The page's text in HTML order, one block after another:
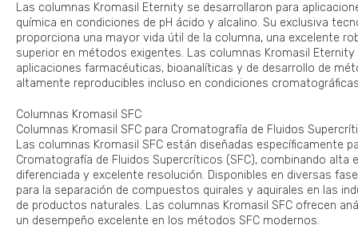
Las columnas Kromasil Eternity se desarrollaron para
química en condiciones de pH ácido y alcalino. Su exclusiva
proporciona una mayor vida útil de la columna, una excelente
superior en métodos exigentes. Las columnas Kromasil
aplicaciones farmacéuticas, bioanalíticas y de desarrollo de
altamente reproducibles incluso en condiciones
Columnas Kromasil SFC
Columnas Kromasil SFC para Cromatografía de Fluidos
Las columnas Kromasil SFC están diseñadas específicamente
Cromatografía de Fluidos Supercríticos (SFC), combinando alta
diferenciada y excelente resolución. Disponibles en diversas
para la separación de compuestos quirales y aquirales en las
de productos naturales. Las columnas Kromasil SFC ofrecen
un desempeño excelente en los métodos SFC modernos.